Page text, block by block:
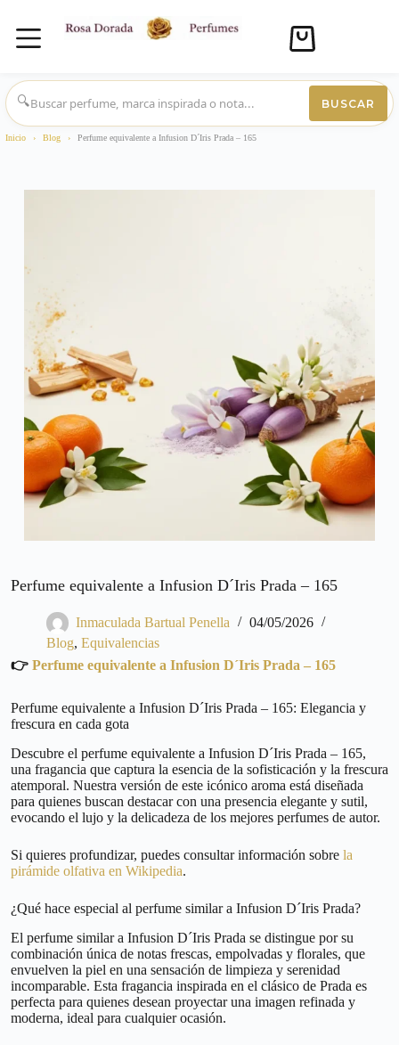
Saltar
al
contenido
Carro
compra
🔍
BUSCAR
Inicio › Blog › Perfume equivalente a Infusion D´Iris Prada – 165
Perfume equivalente a Infusion D´Iris Prada – 165
Inmaculada Bartual Penella
04/05/2026
Blog, Equivalencias
👉 Perfume equivalente a Infusion D´Iris Prada – 165
Perfume equivalente a Infusion D´Iris Prada – 165: Elegancia y
frescura en cada gota
Descubre el perfume equivalente a Infusion D´Iris Prada – 165,
una fragancia que captura la esencia de la sofisticación y la frescura
atemporal. Nuestra versión de este icónico aroma está diseñada
para quienes buscan destacar con una presencia elegante y sutil,
evocando el lujo y la delicadeza de los mejores perfumes de autor.
Si quieres profundizar, puedes consultar información sobre la
pirámide olfativa en Wikipedia.
¿Qué hace especial al perfume similar a Infusion D´Iris Prada?
El perfume similar a Infusion D´Iris Prada se distingue por su
combinación única de notas frescas, empolvadas y florales, que
envuelven la piel en una sensación de limpieza y serenidad
incomparable. Esta fragancia inspirada en el clásico de Prada es
perfecta para quienes desean proyectar una imagen refinada y
moderna, ideal para cualquier ocasión.